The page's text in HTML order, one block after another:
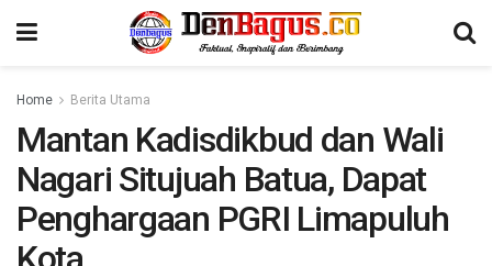
Home Berita Utama
Mantan Kadisdikbud dan Wali
Nagari Situjuah Batua, Dapat
Penghargaan PGRI Limapuluh